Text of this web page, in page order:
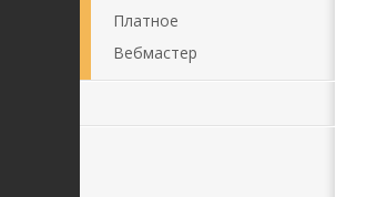
Платное
Вебмастер